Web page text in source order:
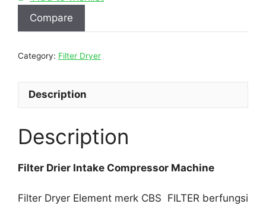
Compare
Category: Filter Dryer
Description
Description
Filter Drier Intake Compressor Machine
Filter Dryer Element merk CBS FILTER berfungsi